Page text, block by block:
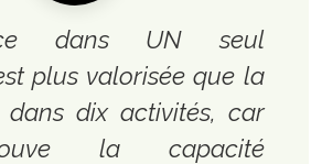
dans UN seul
plus valorisée que la
dans dix activités, car
la capacité